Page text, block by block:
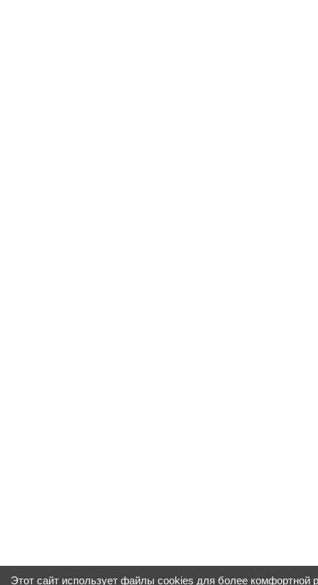
Этот сайт использует файлы cookies для более комфортной